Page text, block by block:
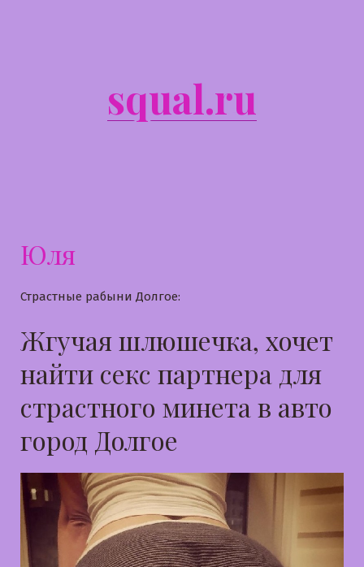
squal.ru
Юля
Страстные рабыни Долгое:
Жгучая шлюшечка, хочет
найти секс партнера для
страстного минета в авто
город Долгое